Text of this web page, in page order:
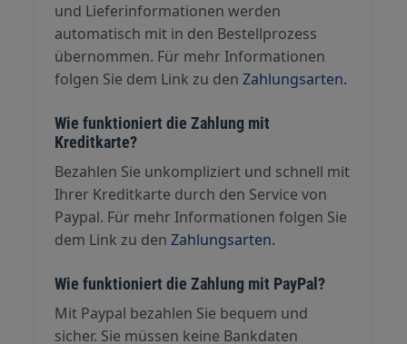
und Lieferinformationen werden
automatisch mit in den Bestellprozess
übernommen. Für mehr Informationen
folgen Sie dem Link zu den Zahlungsarten.
Wie funktioniert die Zahlung mit
Kreditkarte?
Bezahlen Sie unkompliziert und schnell mit
Ihrer Kreditkarte durch den Service von
Paypal. Für mehr Informationen folgen Sie
dem Link zu den Zahlungsarten.
Wie funktioniert die Zahlung mit PayPal?
Mit Paypal bezahlen Sie bequem und
sicher. Sie müssen keine Bankdaten